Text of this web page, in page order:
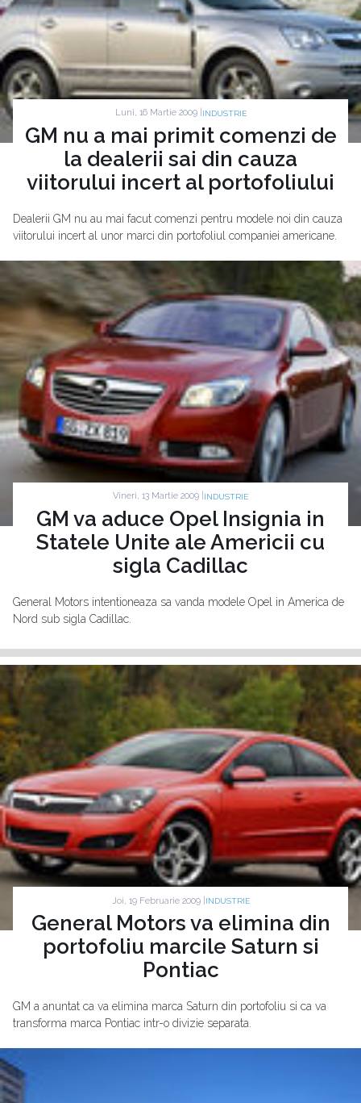
Luni, 16 Martie 2009 | INDUSTRIE
GM nu a mai primit comenzi de
la dealerii sai din cauza
viitorului incert al portofoliului
Dealerii GM nu au mai facut comenzi pentru modele noi din cauza
viitorului incert al unor marci din portofoliul companiei americane.
Vineri, 13 Martie 2009 | INDUSTRIE
GM va aduce Opel Insignia in
Statele Unite ale Americii cu
sigla Cadillac
General Motors intentioneaza sa vanda modele Opel in America de
Nord sub sigla Cadillac.
Joi, 19 Februarie 2009 | INDUSTRIE
General Motors va elimina din
portofoliu marcile Saturn si
Pontiac
GM a anuntat ca va elimina marca Saturn din portofoliu si ca va
transforma marca Pontiac intr-o divizie separata.